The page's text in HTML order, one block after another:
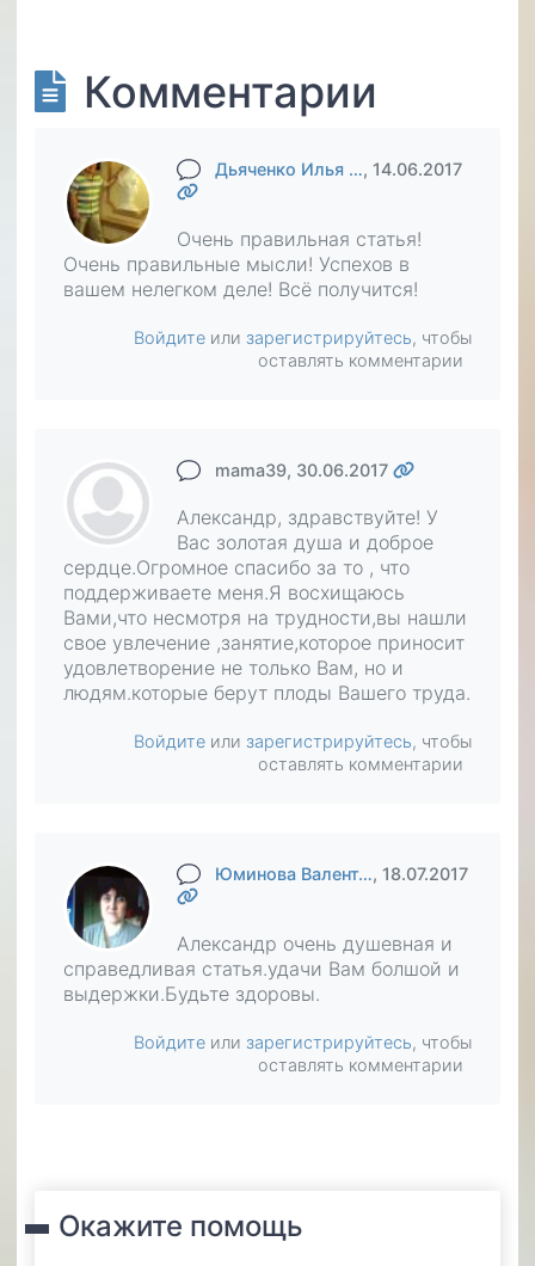
Комментарии
Дьяченко Илья …, 14.06.2017
Очень правильная статья!
Очень правильные мысли! Успехов в
вашем нелегком деле! Всё получится!
Войдите или зарегистрируйтесь, чтобы
оставлять комментарии
mama39, 30.06.2017
Александр, здравствуйте! У
Вас золотая душа и доброе
сердце.Огромное спасибо за то , что
поддерживаете меня.Я восхищаюсь
Вами,что несмотря на трудности,вы нашли
свое увлечение ,занятие,которое приносит
удовлетворение не только Вам, но и
людям.которые берут плоды Вашего труда.
Войдите или зарегистрируйтесь, чтобы
оставлять комментарии
Юминова Валент…, 18.07.2017
Александр очень душевная и
справедливая статья.удачи Вам болшой и
выдержки.Будьте здоровы.
Войдите или зарегистрируйтесь, чтобы
оставлять комментарии
Окажите помощь